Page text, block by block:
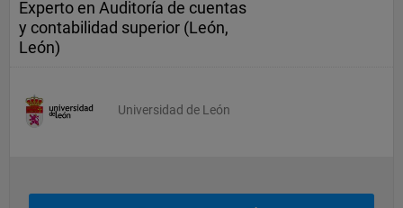
Experto en Auditoría de cuentas
y contabilidad superior (León,
León)
Universidad de León